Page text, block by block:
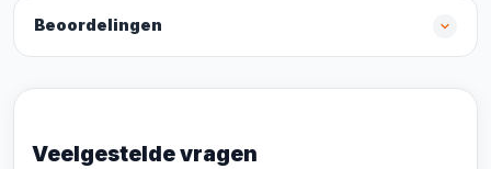
Beoordelingen
Veelgestelde vragen